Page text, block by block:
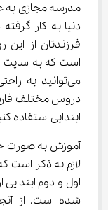
دنیا به کار
است که به سایت
می‌توانید به
دروس مختلف
ابتدایی استفاده
آموزش به صورت
لازم به ذکر است
اول و دوم